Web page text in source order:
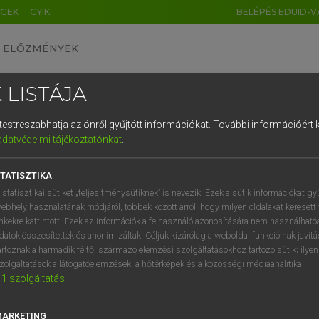
GYIK BELÉPÉS EDUID-
ELŐZMÉNYEK
egyetemes nagyszótár
VAN ELŐFIZETÉSED?
megtekintéséhez.
LISTÁJA
az önről gyűjtött információkat. További információért
tájékoztatónkat.
statisztikai sütiket „teljesítménysütiknek” is nevezik. Ezek a sütik információkat
használatának módjáról, többek között arról, hogy milyen oldalakat keresett
kattintott. Ezek az információk a felhasználó azonosítására nem
összesítettek és anonimizáltak. Céljuk kizárólag a weboldal funkcióinak
a harmadik féltől származó elemzési szolgáltatásokhoz tartozó sütik;
a látogatóelemzések, a hőtérképek és a közösségi médiaanalitika.
1 szolgáltatás
DE CN FR ES IT NL
1 2 3 4 5 6 7 8 9
q w e r t z u i
a s d f g h j k l é
í y x c v b n m , .